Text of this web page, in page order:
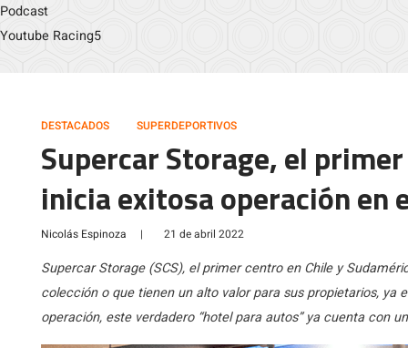
Podcast
Youtube Racing5
DESTACADOS SUPERDEPORTIVOS
Supercar Storage, el
inicia exitosa operación en
Nicolás Espinoza | 21 de abril 2022
Supercar Storage (SCS), el primer centro en Chile y
colección o que tienen un alto valor para sus propietarios, ya
operación, este verdadero “hotel para autos” ya cuenta con